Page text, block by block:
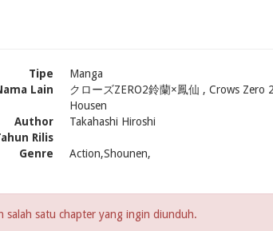
Tipe
Manga
Lain
クローズZERO2鈴蘭×鳳仙 , Crows
Housen
Author
Takahashi Hiroshi
Rilis
Genre
Action,Shounen,
salah satu chapter yang ingin diunduh.